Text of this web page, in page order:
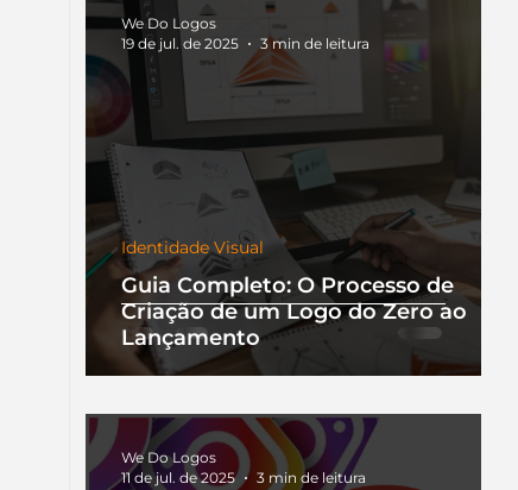
Guia Completo: O Processo de
Criação de um Logo do Zero ao
Lançamento
Identidade Visual
We Do Logos
19 de jul. de 2025
3 min de leitura
We Do Logos
11 de jul. de 2025
3 min de leitura